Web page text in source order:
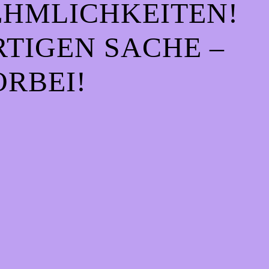
SACHE – S